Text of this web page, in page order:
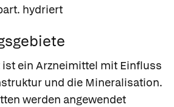
hydriert
ist ein Arzneimittel mit Einfluss
und die Mineralisation.
werden angewendet